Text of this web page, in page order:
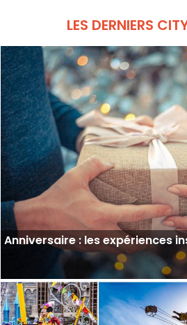
LES DERNIERS
Anniversaire : les expériences